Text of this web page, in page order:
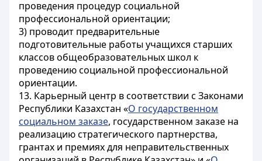
проведения процедур социальной
профессиональной ориентации;
3) проводит предварительные
подготовительные работы учащихся старших
классов общеобразовательных школ к
проведению социальной профессиональной
ориентации.
13. Карьерный центр в соответствии с Законами
Республики Казахстан «О государственном
социальном заказе, государственном заказе на
реализацию стратегического партнерства,
грантах и премиях для неправительственных